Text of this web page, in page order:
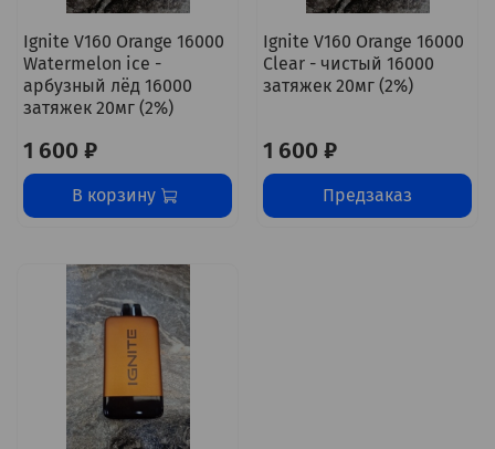
Ignite V160 Orange 16000
Watermelon ice -
арбузный лёд 16000
затяжек 20мг (2%)
1 600 ₽
В корзину
Ignite V160 Orange 16000
Clear - чистый 16000
затяжек 20мг (2%)
1 600 ₽
Предзаказ